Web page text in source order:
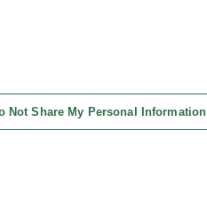
Not Share My Personal Information